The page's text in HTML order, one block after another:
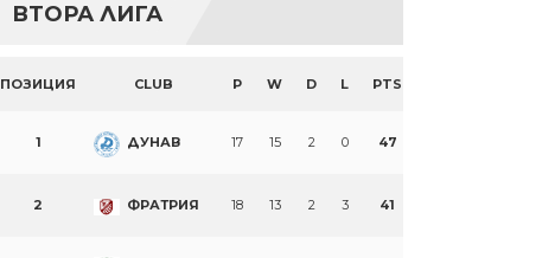
ВТОРА ЛИГА
ПОЗИЦИЯ CLUB P W D L PTS
1 ДУНАВ 17 15 2 0 47
2 ФРАТРИЯ 18 13 2 3 41